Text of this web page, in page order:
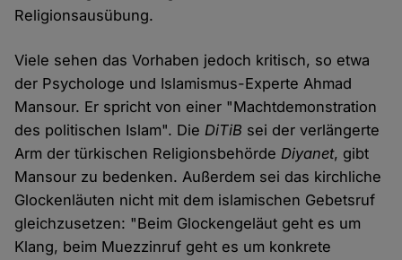
Religionsausübung.
Viele sehen das Vorhaben jedoch kritisch, so etwa
der Psychologe und Islamismus-Experte Ahmad
Mansour. Er spricht von einer "Machtdemonstration
des politischen Islam". DieDiTiB sei der verlängerte
Arm der türkischen ReligionsbehördeDiyanet, gibt
Mansour zu bedenken. Außerdem sei das kirchliche
Glockenläuten nicht mit dem islamischen Gebetsruf
gleichzusetzen: "Beim Glockengeläut geht es um
Klang, beim Muezzinruf geht es um konkrete